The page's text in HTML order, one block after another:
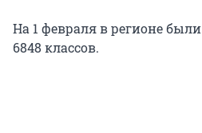
На 1 февраля в регионе были
6848 классов.